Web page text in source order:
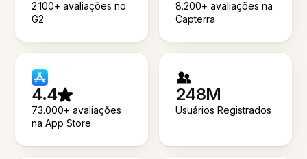
2.100+ avaliações no
G2
8.200+ avaliações na
Capterra
4.4
73.000+ avaliações
na App Store
248M
Usuários Registrados